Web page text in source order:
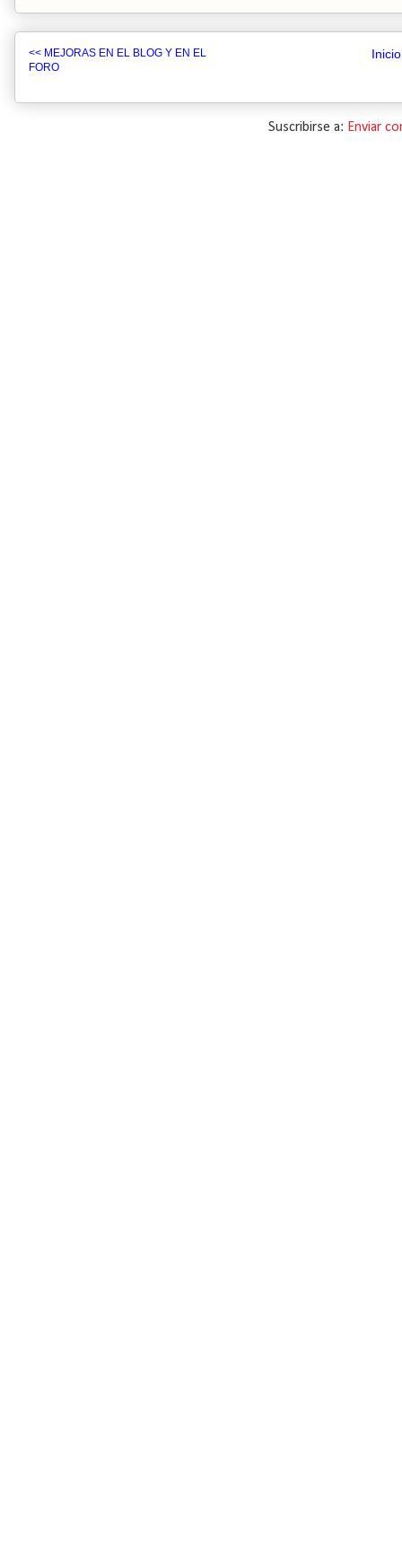
<< MEJORAS EN EL BLOG Y EN EL
FORO
Inicio
Suscribirse a: Enviar